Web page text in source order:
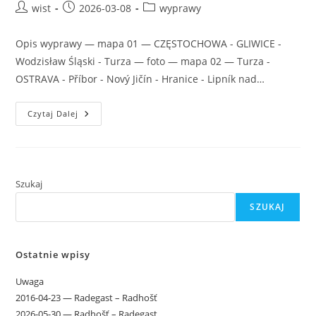
Postwist
Post2026-03-08
Postwyprawy
Opis wyprawy — mapa 01 — CZĘSTOCHOWA - GLIWICE -
Wodzisław Śląski - Turza — foto — mapa 02 — Turza -
OSTRAVA - Příbor - Nový Jičín - Hranice - Lipník nad…
Czytaj Dalej EURO-
1999
Szukaj
SZUKAJ
Ostatnie wpisy
Uwaga
2016-04-23 — Radegast – Radhošť